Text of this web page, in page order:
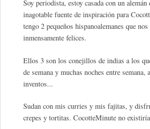
Soy periodista, estoy casada con un alemán
inagotable fuente de inspiración para
tengo 2 pequeños hispanoalemanes que nos
inmensamente felices.
Ellos 3 son los conejillos de indias a los
de semana y muchas noches entre semana,
inventos...
Sudan con mis curries y mis fajitas, y
crepes y tortitas. CocotteMinute no